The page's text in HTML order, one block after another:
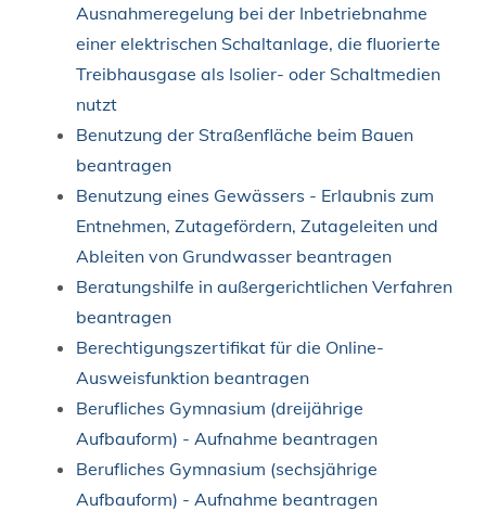
Ausnahmeregelung bei der Inbetriebnahme
einer elektrischen Schaltanlage, die fluorierte
Treibhausgase als Isolier- oder Schaltmedien
nutzt
Benutzung der Straßenfläche beim Bauen
beantragen
Benutzung eines Gewässers - Erlaubnis zum
Entnehmen, Zutagefördern, Zutageleiten und
Ableiten von Grundwasser beantragen
Beratungshilfe in außergerichtlichen Verfahren
beantragen
Berechtigungszertifikat für die Online-
Ausweisfunktion beantragen
Berufliches Gymnasium (dreijährige
Aufbauform) - Aufnahme beantragen
Berufliches Gymnasium (sechsjährige
Aufbauform) - Aufnahme beantragen